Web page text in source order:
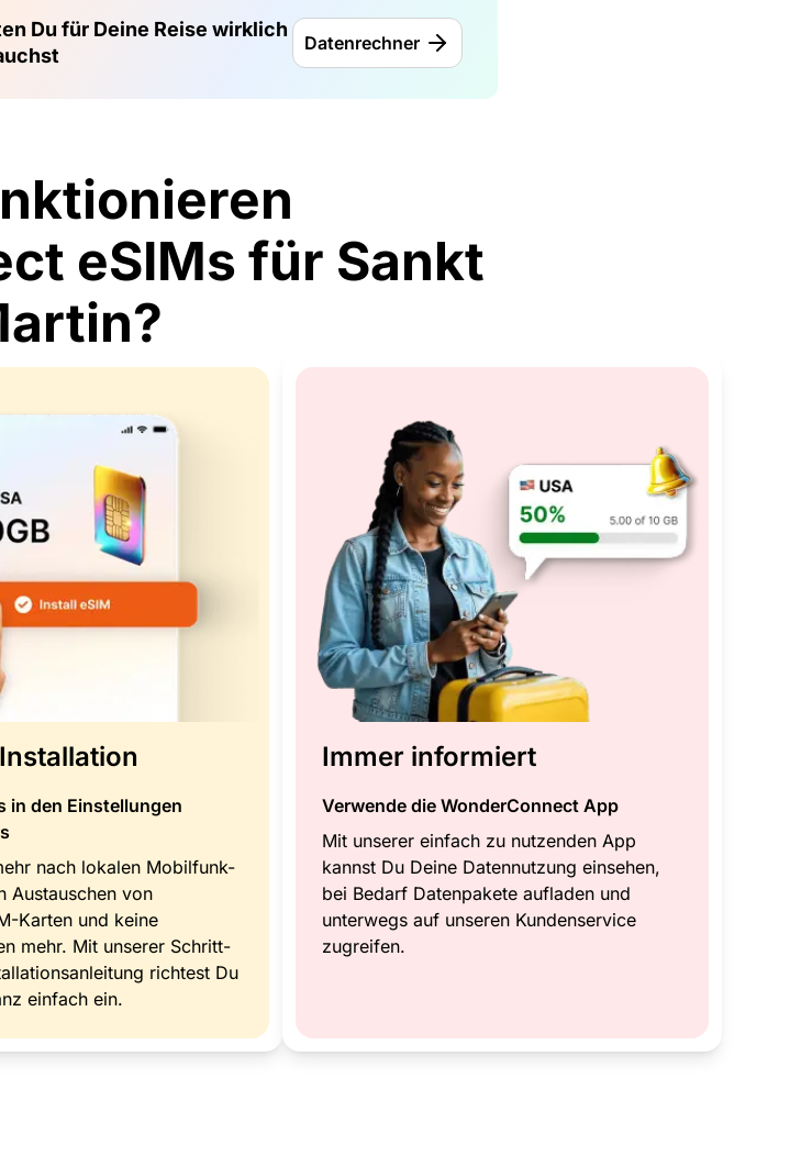
Du für Deine Reise wirklich
Datenrechner
eSIMs für Sankt
in den Einstellungen
nach lokalen Mobilfunk-
Austauschen von
Karten und keine
mehr. Mit unserer Schritt-
richtest Du
einfach ein.
Immer informiert
Verwende die WonderConnect App
Mit unserer einfach zu nutzenden App
kannst Du Deine Datennutzung einsehen,
bei Bedarf Datenpakete aufladen und
unterwegs auf unseren Kundenservice
zugreifen.